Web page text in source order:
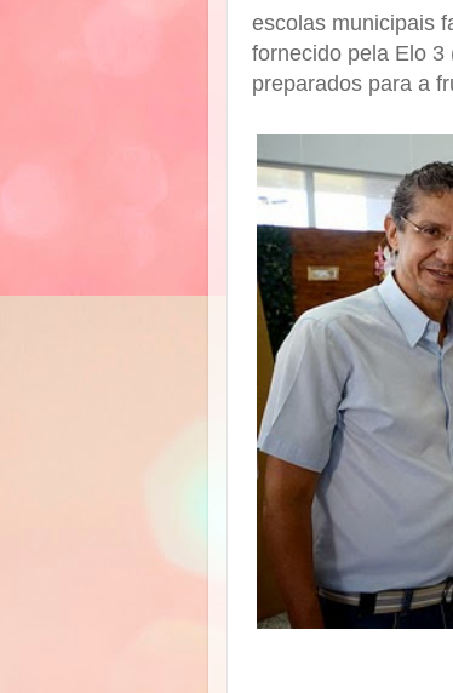
escolas municipais
fornecido pela Elo 3
preparados para a